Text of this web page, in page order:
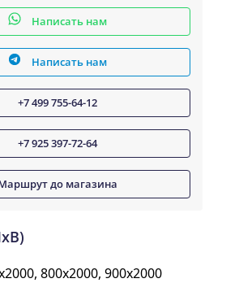
Написать нам
Написать нам
+7 499 755-64-12
+7 925 397-72-64
до магазина
800x2000, 900x2000